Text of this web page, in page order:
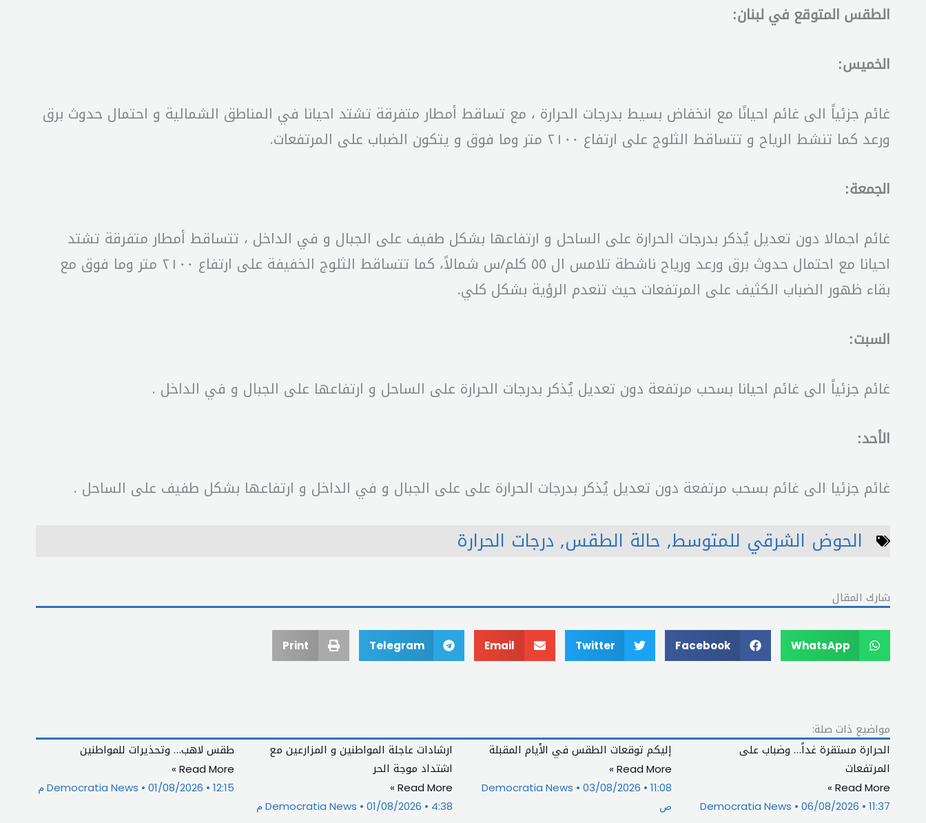
الطقس المتوقع في لبنان:
الخميس:
غائم جزئياً الى غائم احيانًا مع انخفاض بسيط بدرجات الحرارة ، مع تساقط أمطار متفرقة تشتد احيانا في المناطق الشمالية و احتمال حدوث برق
ورعد كما تنشط الرياح و تتساقط الثلوج على ارتفاع ٢١٠٠ متر وما فوق و يتكون الضباب على المرتفعات.
الجمعة:
غائم اجمالا دون تعديل يُذكر بدرجات الحرارة على الساحل و ارتفاعها بشكل طفيف على الجبال و في الداخل ، تتساقط أمطار متفرقة تشتد
احيانا مع احتمال حدوث برق ورعد ورياح ناشطة تلامس ال ٥٥ كلم/س شمالاً، كما تتساقط الثلوج الخفيفة على ارتفاع ٢١٠٠ متر وما فوق مع
بقاء ظهور الضباب الكثيف على المرتفعات حيث تنعدم الرؤية بشكل كلي.
السبت:
غائم جزئياً الى غائم احيانا بسحب مرتفعة دون تعديل يُذكر بدرجات الحرارة على الساحل و ارتفاعها على الجبال و في الداخل .
الأحد:
غائم جزئيا الى غائم بسحب مرتفعة دون تعديل يُذكر بدرجات الحرارة على على الجبال و في الداخل و ارتفاعها بشكل طفيف على الساحل .
الحوض الشرقي للمتوسط, حالة الطقس, درجات الحرارة
شارك المقال
WhatsApp
Facebook
Twitter
Email
Telegram
Print
مواضيع ذات صلة:
الحرارة مستقرة غداً… وضباب على
المرتفعات
Read More »
Democratia News
06/08/2026
11:37
إليكم توقعات الطقس في الأيام المقبلة
Read More »
Democratia News
03/08/2026
11:08
ص
ارشادات عاجلة المواطنين و المزارعين مع
اشتداد موجة الحر
Read More »
Democratia News
01/08/2026 4:38 م
طقس لاهب… وتحذيرات للمواطنين
Read More »
Democratia News
01/08/2026 12:15 م